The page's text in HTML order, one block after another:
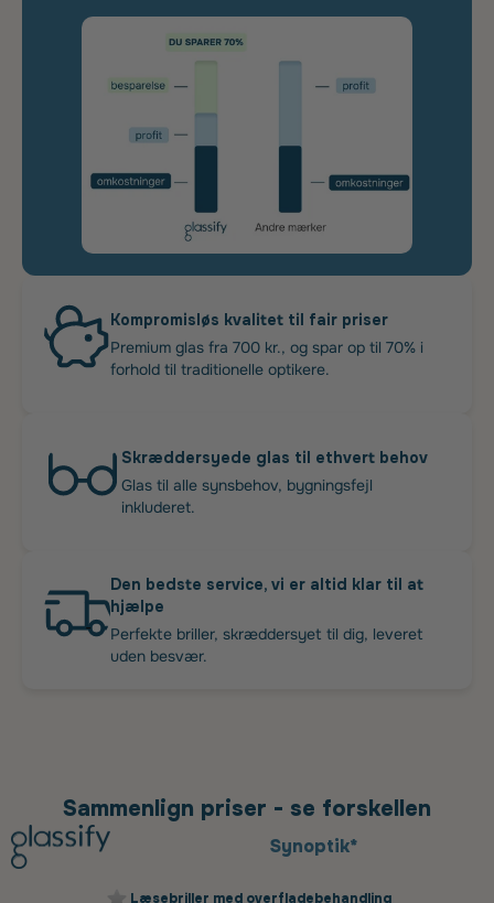
Kompromisløs kvalitet til fair priser
Premium glas fra 700 kr., og spar op til 70% i
forhold til traditionelle optikere.
Skræddersyede glas til ethvert behov
Glas til alle synsbehov, bygningsfejl
inkluderet.
Den bedste service, vi er altid klar til at
hjælpe
Perfekte briller, skræddersyet til dig, leveret
uden besvær.
Sammenlign priser - se forskellen
Synoptik*
Læsebriller med overfladebehandling